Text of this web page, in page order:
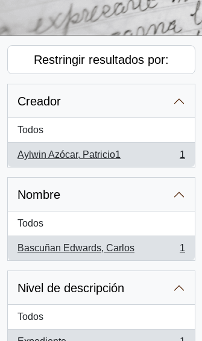
Restringir resultados por:
Creador
Todos
Aylwin Azócar, Patricio1
, 1 resultados
1
Nombre
Todos
Bascuñan Edwards, Carlos
, 1 resultados
1
Nivel de descripción
Todos